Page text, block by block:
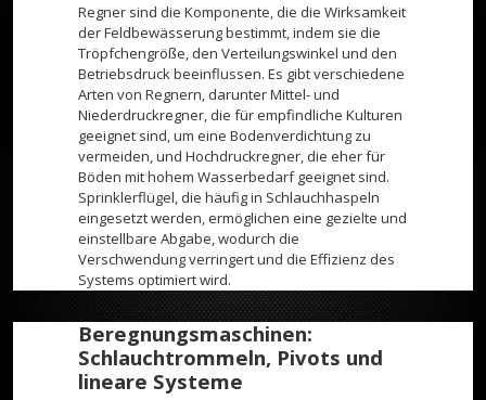
Regner sind die Komponente, die die Wirksamkeit
der Feldbewässerung bestimmt, indem sie die
Tröpfchengröße, den Verteilungswinkel und den
Betriebsdruck beeinflussen. Es gibt verschiedene
Arten von Regnern, darunter Mittel- und
Niederdruckregner, die für empfindliche Kulturen
geeignet sind, um eine Bodenverdichtung zu
vermeiden, und Hochdruckregner, die eher für
Böden mit hohem Wasserbedarf geeignet sind.
Sprinklerflügel, die häufig in Schlauchhaspeln
eingesetzt werden, ermöglichen eine gezielte und
einstellbare Abgabe, wodurch die
Verschwendung verringert und die Effizienz des
Systems optimiert wird.
Beregnungsmaschinen:
Schlauchtrommeln, Pivots und
lineare Systeme